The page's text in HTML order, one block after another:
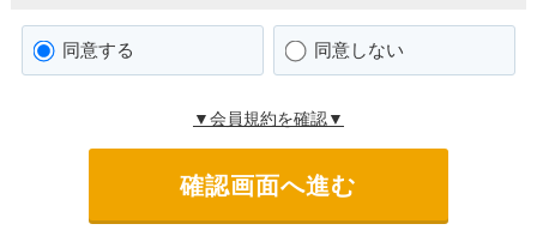
同意する 同意しない
▼会員規約を確認▼